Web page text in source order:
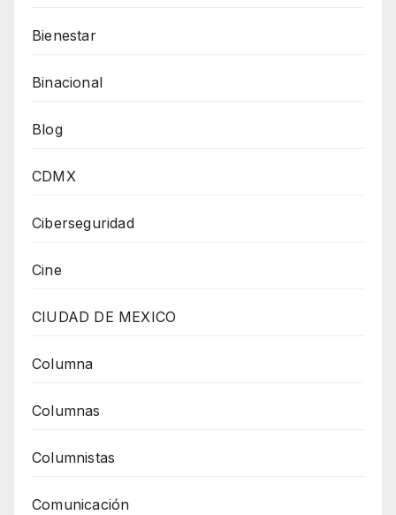
Bienestar
Binacional
Blog
CDMX
Ciberseguridad
Cine
CIUDAD DE MEXICO
Columna
Columnas
Columnistas
Comunicación